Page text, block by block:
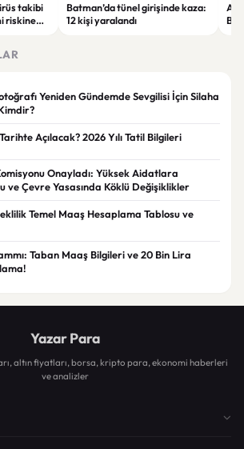
takibi
riskine
Batman’da tünel girişinde kaza:
12 kişi yaralandı
Yeniden Gündemde Sevgilisi İçin Silaha
Açılacak? 2026 Yılı Tatil Bilgileri
Onayladı: Yüksek Aidatlara
ve Çevre Yasasında Köklü Değişiklikler
Temel Maaş Hesaplama Tablosu ve
Taban Maaş Bilgileri ve 20 Bin Lira
Yazar Para
altın fiyatları, borsa, kripto para, ekonomi haberleri
ve analizler